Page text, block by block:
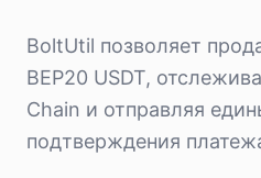
BoltUtil позволяет
BEP20 USDT,
Chain и отправляя
подтверждения